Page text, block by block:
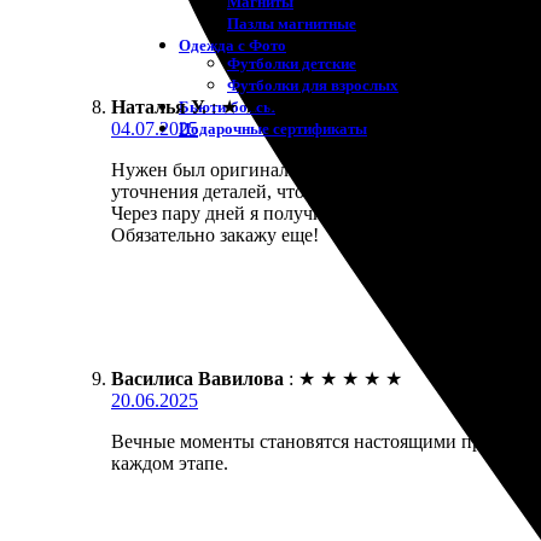
Пазлы магнитные
Одежда с Фото
Футболки детские
Футболки для взрослых
Бьюти-боксы
Подарочные сертификаты
Наталья У. : ★ ★ ★
04.07.2025
Нужен был оригинальный портрет, и я решила
уточнения деталей, что очень порадовало!
Через пару дней я получила готовую работу —
Обязательно закажу еще!
Василиса Вавилова : ★ ★ ★ ★ ★
20.06.2025
Вечные моменты становятся настоящими
каждом этапе.